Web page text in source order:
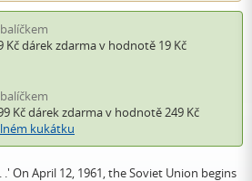
Kčdárek zdarmav hodnotě 19 Kč
Kčdárek zdarmav hodnotě 249 Kč
kukátku
. .' On April 12, 1961, the Soviet Union begins